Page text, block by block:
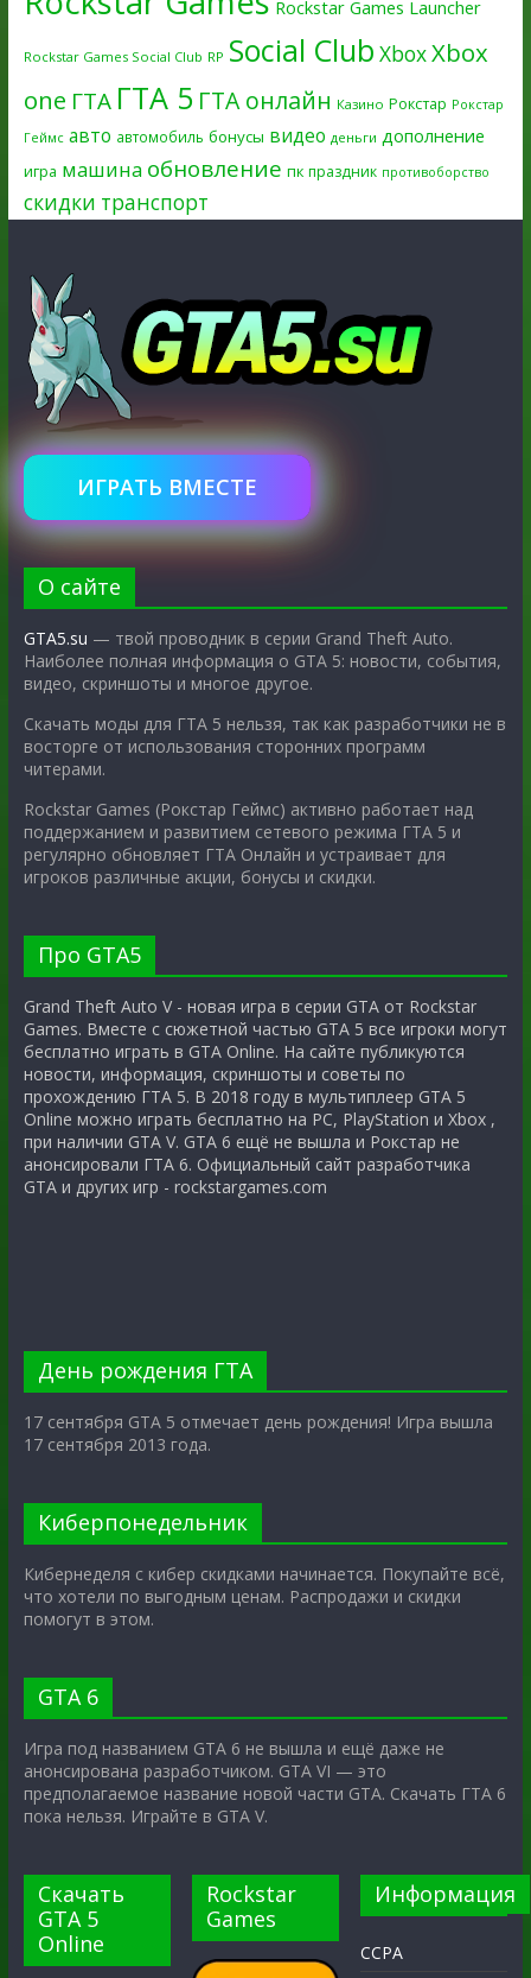
Rockstar Games Launcher
Rockstar Games Social Club RP Social Club XboxXbox
one ГТА ГТА 5 ГТА онлайн Казино Рокстар Рокстар
Геймс авто автомобиль бонусы видео деньги дополнение
игра машина обновление пк праздник противоборство
скидки транспорт
ИГРАТЬ ВМЕСТЕ
О сайте
GTA5.su — твой проводник в серии Grand Theft Auto.
Наиболее полная информация о GTA 5: новости, события,
видео, скриншоты и многое другое.
Скачать моды для ГТА 5 нельзя, так как разработчики не в
восторге от использования сторонних программ
читерами.
Rockstar Games (Рокстар Геймс) активно работает над
поддержанием и развитием сетевого режима ГТА 5 и
регулярно обновляет ГТА Онлайн и устраивает для
игроков различные акции, бонусы и скидки.
Про GTA5
Grand Theft Auto V - новая игра в серии GTA от Rockstar
Games. Вместе с сюжетной частью GTA 5 все игроки могут
бесплатно играть в GTA Online. На сайте публикуются
новости, информация, скриншоты и советы по
прохождению ГТА 5. В 2018 году в мультиплеер GTA 5
Online можно играть бесплатно на PC, PlayStation и Xbox ,
при наличии GTA V. GTA 6 ещё не вышла и Рокстар не
анонсировали ГТА 6. Официальный сайт разработчика
GTA и других игр - rockstargames.com
День рождения ГТА
17 сентября GTA 5 отмечает день рождения! Игра вышла
17 сентября 2013 года.
Киберпонедельник
Кибернеделя с кибер скидками начинается. Покупайте всё,
что хотели по выгодным ценам. Распродажи и скидки
помогут в этом.
GTA 6
Игра под названием GTA 6 не вышла и ещё даже не
анонсирована разработчиком. GTA VI — это
предполагаемое название новой части GTA. Скачать ГТА 6
пока нельзя. Играйте в GTA V.
Скачать
GTA 5
Online
Rockstar
Games
Информация
CCPA